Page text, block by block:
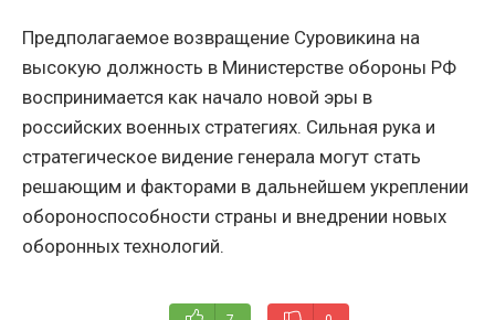
Предполагаемое возвращение Суровикина на
высокую должность в Министерстве обороны РФ
воспринимается как начало новой эры в
российских военных стратегиях. Сильная рука и
стратегическое видение генерала могут стать
решающим и факторами в дальнейшем укреплении
обороноспособности страны и внедрении новых
оборонных технологий.